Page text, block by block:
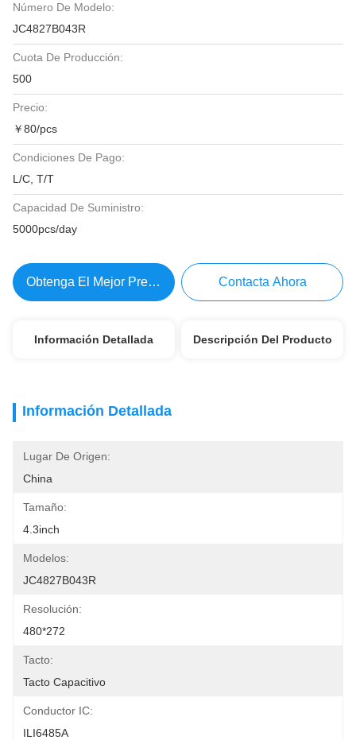
Número De Modelo:
JC4827B043R
Cuota De Producción:
500
Precio:
￥80/pcs
Condiciones De Pago:
L/C, T/T
Capacidad De Suministro:
5000pcs/day
Obtenga El Mejor Precio Contacta Ahora
Información Detallada Descripción Del Producto
Información Detallada
Lugar De Origen:
China
Tamaño:
4.3inch
Modelos:
JC4827B043R
Resolución:
480*272
Tacto:
Tacto Capacitivo
Conductor IC:
ILI6485A